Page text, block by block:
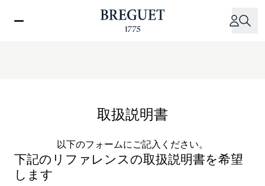
取扱説明書
以下のフォームにご記入ください。
下記のリファレンスの取扱説明書を希望
します